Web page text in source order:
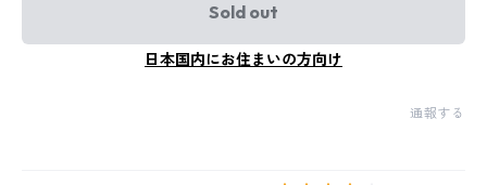
Sold out
日本国内にお住まいの方向け
通報する